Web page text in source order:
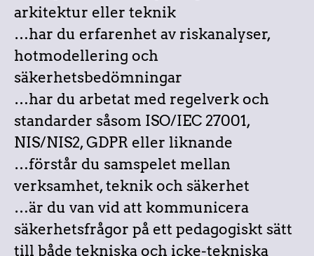
arkitektur eller teknik
…har du erfarenhet av riskanalyser,
hotmodellering och
säkerhetsbedömningar
…har du arbetat med regelverk och
standarder såsom ISO/IEC 27001,
NIS/NIS2, GDPR eller liknande
…förstår du samspelet mellan
verksamhet, teknik och säkerhet
…är du van vid att kommunicera
säkerhetsfrågor på ett pedagogiskt sätt
till både tekniska och icke-tekniska